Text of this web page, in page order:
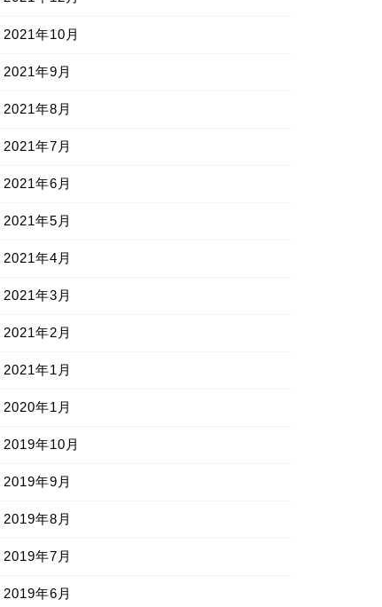
2021年10月
2021年9月
2021年8月
2021年7月
2021年6月
2021年5月
2021年4月
2021年3月
2021年2月
2021年1月
2020年1月
2019年10月
2019年9月
2019年8月
2019年7月
2019年6月